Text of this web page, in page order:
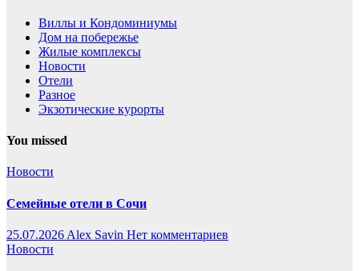
Виллы и Кондоминиумы
Дом на побережье
Жилые комплексы
Новости
Отели
Разное
Экзотические курорты
You missed
Новости
Семейные отели в Сочи
25.07.2026 Alex Savin Нет комментариев
Новости